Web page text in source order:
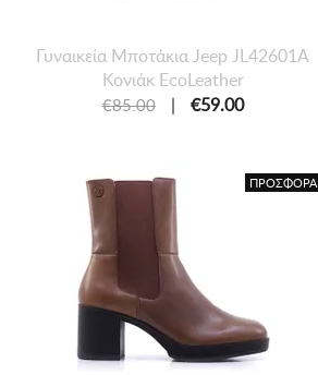
Γυναικεία Μποτάκια Jeep JL42601Α
Κονιάκ EcoLeather
€85.00 | €59.00
ΠΡΟΣΦΟΡΑ